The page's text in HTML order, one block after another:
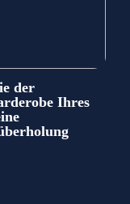
der
Ihres